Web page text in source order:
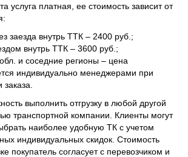
услуга платная, ее стоимость зависит от
заезда внутрь ТТК – 2400 руб.;
внутрь ТТК – 3600 руб.;
и соседние регионы – цена
индивидуально менеджерами при
выполнить отгрузку в любой другой
транспортной компании. Клиенты могут
наиболее удобную ТК с учетом
индивидуальных скидок. Стоимость
покупатель согласует с перевозчиком и